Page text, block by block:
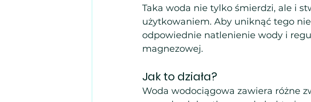
Taka woda nie tylko śmierdzi, ale i
użytkowaniem. Aby uniknąć tego
odpowiednie natlenienie wody i
magnezowej.
Jak to działa?
Woda wodociągowa zawiera różne